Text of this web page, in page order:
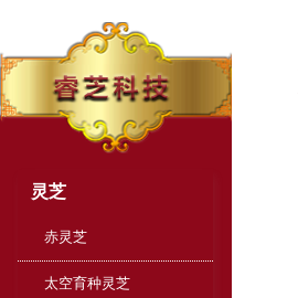
灵芝
赤灵芝
太空育种灵芝